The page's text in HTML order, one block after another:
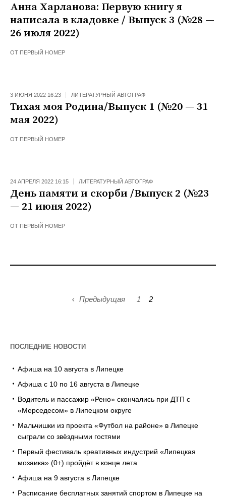
Анна Харланова: Первую книгу я
написала в кладовке / Выпуск 3 (№28 —
26 июля 2022)
ОТ ПЕРВЫЙ НОМЕР
3 ИЮНЯ 2022 16:23 ЛИТЕРАТУРНЫЙ АВТОГРАФ
Тихая моя Родина/Выпуск 1 (№20 — 31
мая 2022)
ОТ ПЕРВЫЙ НОМЕР
24 АПРЕЛЯ 2022 16:15 ЛИТЕРАТУРНЫЙ АВТОГРАФ
День памяти и скорби /Выпуск 2 (№23
— 21 июня 2022)
ОТ ПЕРВЫЙ НОМЕР
Предыдущая 1 2
ПОСЛЕДНИЕ НОВОСТИ
Афиша на 10 августа в Липецке
Афиша с 10 по 16 августа в Липецке
Водитель и пассажир «Рено» скончались при ДТП с
«Мерседесом» в Липецком округе
Мальчишки из проекта «Футбол на районе» в Липецке
сыграли со звёздными гостями
Первый фестиваль креативных индустрий «Липецкая
мозаика» (0+) пройдёт в конце лета
Афиша на 9 августа в Липецке
Расписание бесплатных занятий спортом в Липецке на